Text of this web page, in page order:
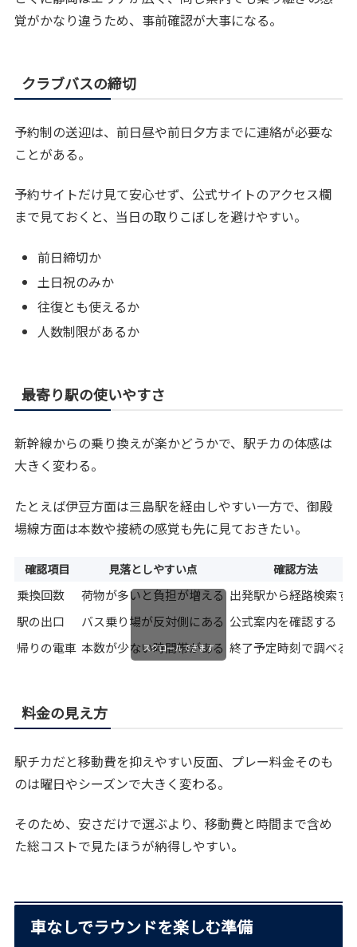
覚がかなり違うため、事前確認が大事になる。
クラブバスの締切
予約制の送迎は、前日昼や前日夕方までに連絡が必要な
ことがある。
予約サイトだけ見て安心せず、公式サイトのアクセス欄
まで見ておくと、当日の取りこぼしを避けやすい。
前日締切か
土日祝のみか
往復とも使えるか
人数制限があるか
最寄り駅の使いやすさ
新幹線からの乗り換えが楽かどうかで、駅チカの体感は
大きく変わる。
たとえば伊豆方面は三島駅を経由しやすい一方で、御殿
場線方面は本数や接続の感覚も先に見ておきたい。
確認項目 見落としやすい点 確認方法
乗換回数 荷物が多いと負担が増える 出発駅から経路検索す
駅の出口
バス乗り場が反対側にある 公式案内を確認する
帰りの電車 本数が少ない時間帯がある 終了予定時刻で調べる
スクロールできます
料金の見え方
駅チカだと移動費を抑えやすい反面、プレー料金そのも
のは曜日やシーズンで大きく変わる。
そのため、安さだけで選ぶより、移動費と時間まで含め
た総コストで見たほうが納得しやすい。
車なしでラウンドを楽しむ準備